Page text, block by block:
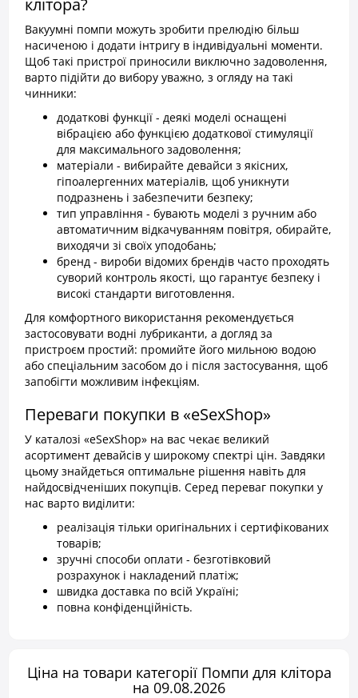
клітора?
Вакуумні помпи можуть зробити прелюдію більш
насиченою і додати інтригу в індивідуальні моменти.
Щоб такі пристрої приносили виключно задоволення,
варто підійти до вибору уважно, з огляду на такі
чинники:
додаткові функції - деякі моделі оснащені
вібрацією або функцією додаткової стимуляції
для максимального задоволення;
матеріали - вибирайте девайси з якісних,
гіпоалергенних матеріалів, щоб уникнути
подразнень і забезпечити безпеку;
тип управління - бувають моделі з ручним або
автоматичним відкачуванням повітря, обирайте,
виходячи зі своїх уподобань;
бренд - вироби відомих брендів часто проходять
суворий контроль якості, що гарантує безпеку і
високі стандарти виготовлення.
Для комфортного використання рекомендується
застосовувати водні лубриканти, а догляд за
пристроєм простий: промийте його мильною водою
або спеціальним засобом до і після застосування, щоб
запобігти можливим інфекціям.
Переваги покупки в «eSexShop»
У каталозі «eSexShop» на вас чекає великий
асортимент девайсів у широкому спектрі цін. Завдяки
цьому знайдеться оптимальне рішення навіть для
найдосвідченіших покупців. Серед переваг покупки у
нас варто виділити:
реалізація тільки оригінальних і сертифікованих
товарів;
зручні способи оплати - безготівковий
розрахунок і накладений платіж;
швидка доставка по всій Україні;
повна конфіденційність.
Ціна на товари категорії Помпи для клітора
на 09.08.2026